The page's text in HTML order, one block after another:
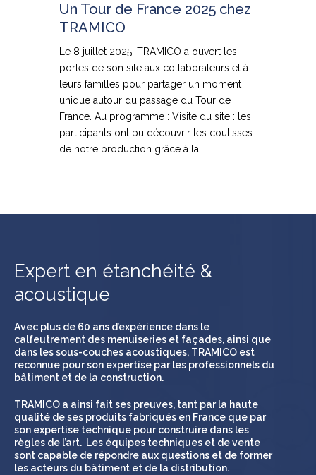
Un Tour de France 2025 chez
TRAMICO
Le 8 juillet 2025, TRAMICO a ouvert les
portes de son site aux collaborateurs et à
leurs familles pour partager un moment
unique autour du passage du Tour de
France. Au programme : Visite du site : les
participants ont pu découvrir les coulisses
de notre production grâce à la...
Expert en étanchéité &
acoustique
Avec plus de 60 ans d’expérience dans le
calfeutrement des menuiseries et façades, ainsi que
dans les sous-couches acoustiques, TRAMICO est
reconnue pour son expertise par les professionnels du
bâtiment et de la construction.
TRAMICO a ainsi fait ses preuves, tant par la haute
qualité de ses produits fabriqués en France que par
son expertise technique pour construire dans les
règles de l’art. Les équipes techniques et de vente
sont capable de répondre aux questions et de former
les acteurs du bâtiment et de la distribution.